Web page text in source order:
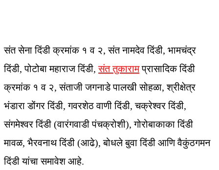
संत सेना दिंडी क्रमांक १ व २, संत नामदेव दिंडी, भामचंद्र
दिंडी, पोटोबा महाराज दिंडी,संत तुकारामप्रासादिक दिंडी
क्रमांक १ व २, संताजी जगनाडे पालखी सोहळा, श्रीक्षेत्र
भंडारा डोंगर दिंडी, गवरशेठ वाणी दिंडी, चक्रेश्वर दिंडी,
संगमेश्वर दिंडी (वारंगवाडी पंचक्रोशी), गोरोबाकाका दिंडी
मावळ, भैरवनाथ दिंडी (आढे), बोधले बुवा दिंडी आणि वैकुंठगमन
दिंडी यांचा समावेश आहे.